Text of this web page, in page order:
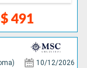
491
10/12/2026